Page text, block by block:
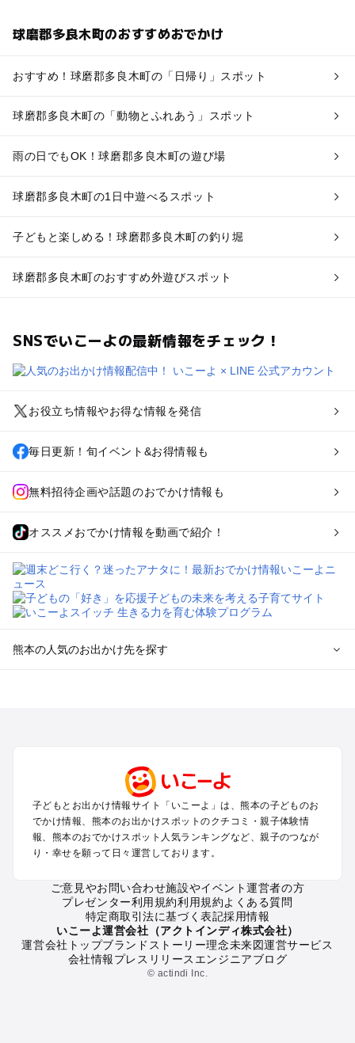
球磨郡多良木町のおすすめおでかけ
おすすめ！球磨郡多良木町の「日帰り」スポット
球磨郡多良木町の「動物とふれあう」スポット
雨の日でもOK！球磨郡多良木町の遊び場
球磨郡多良木町の1日中遊べるスポット
子どもと楽しめる！球磨郡多良木町の釣り堀
球磨郡多良木町のおすすめ外遊びスポット
SNSでいこーよの最新情報をチェック！
お役立ち情報やお得な情報を発信
毎日更新！旬イベント&お得情報も
無料招待企画や話題のおでかけ情報も
オススメおでかけ情報を動画で紹介！
熊本の人気のお出かけ先を探す
天草のプールお出かけ
人吉・球磨のプールお出かけ
八代・水俣・湯の児のプールお出かけ
黒川・杖立のプールお出かけ
熊本の遊園地
熊本の動物園
熊本のバーベキュー
熊本の釣り
熊本の牧場
子どもとお出かけ情報サイト「いこーよ」は、熊本の子どものお
でかけ情報、熊本のお出かけスポットのクチコミ・親子体験情
報、熊本のおでかけスポット人気ランキングなど、親子のつなが
り・幸せを願って日々運営しております。
ご意見やお問い合わせ施設やイベント運営者の方
プレゼンター利用規約利用規約よくある質問
特定商取引法に基づく表記採用情報
いこーよ運営会社（アクトインディ株式会社）
運営会社トップブランドストーリー理念未来図運営サービス
会社情報プレスリリース エンジニアブログ
© actindi Inc.